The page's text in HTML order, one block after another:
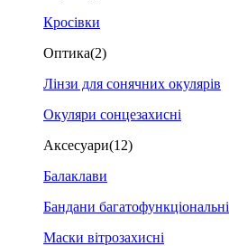
Кросівки
Оптика(2)
Лінзи для сонячних окулярів
Окуляри сонцезахисні
Аксесуари(12)
Балаклави
Бандани багатофункціональні
Маски вітрозахисні